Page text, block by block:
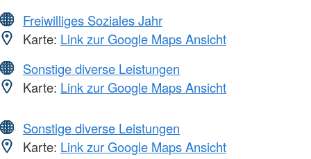
Freiwilliges Soziales Jahr
Karte: Link zur Google Maps Ansicht
Sonstige diverse Leistungen
Karte: Link zur Google Maps Ansicht
Sonstige diverse Leistungen
Karte: Link zur Google Maps Ansicht